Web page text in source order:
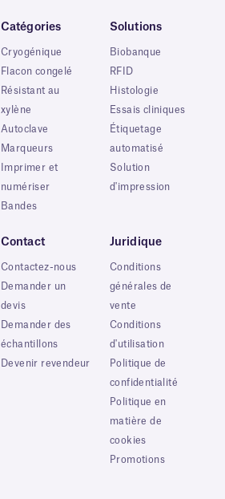
Catégories
Cryogénique
Flacon congelé
Résistant au
xylène
Autoclave
Marqueurs
Imprimer et
numériser
Bandes
Solutions
Biobanque
RFID
Histologie
Essais cliniques
Étiquetage
automatisé
Solution
d'impression
Contact
Contactez-nous
Demander un
devis
Demander des
échantillons
Devenir revendeur
Juridique
Conditions
générales de
vente
Conditions
d'utilisation
Politique de
confidentialité
Politique en
matière de
cookies
Promotions